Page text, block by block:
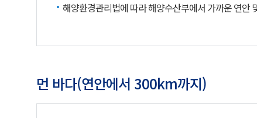
해양환경관리법에 따라 해양수산부에서 가까운 연안
먼 바다(연안에서 300km까지)